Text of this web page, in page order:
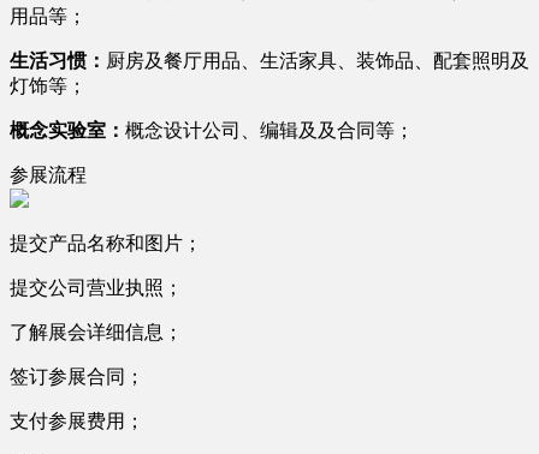
用品等；
生活习惯： 厨房及餐厅用品、生活家具、装饰品、配套照明及
灯饰等；
概念实验室： 概念设计公司、编辑及及合同等；
参展流程
提交产品名称和图片；
提交公司营业执照；
了解展会详细信息；
签订参展合同；
支付参展费用；